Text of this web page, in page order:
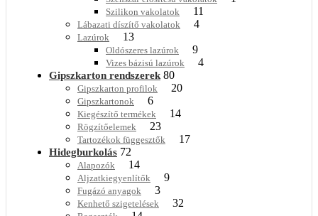
Szilikon vakolatok 11
Lábazati díszítő vakolatok 4
Lazúrok 13
Oldószeres lazúrok 9
Vizes bázisú lazúrok 4
Gipszkarton rendszerek 80
Gipszkarton profilok 20
Gipszkartonok 6
Kiegészítő termékek 14
Rögzítőelemek 23
Tartozékok függesztők 17
Hidegburkolás 72
Alapozók 14
Aljzatkiegyenlítők 9
Fugázó anyagok 3
Kenhető szigetelések 32